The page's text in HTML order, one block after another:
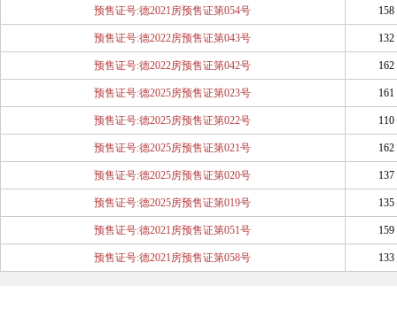
预售证号:德2021房预售证第054号 158
预售证号:德2022房预售证第043号 132
预售证号:德2022房预售证第042号 162
预售证号:德2025房预售证第023号 161
预售证号:德2025房预售证第022号 110
预售证号:德2025房预售证第021号 162
预售证号:德2025房预售证第020号 137
预售证号:德2025房预售证第019号 135
预售证号:德2021房预售证第051号 159
预售证号:德2021房预售证第058号 133